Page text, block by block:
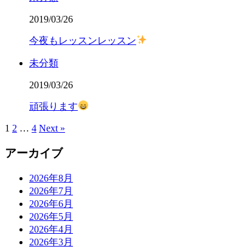
2019/03/26
今夜もレッスンレッスン
未分類
2019/03/26
頑張ります
1 2 … 4 Next »
アーカイブ
2026年8月
2026年7月
2026年6月
2026年5月
2026年4月
2026年3月